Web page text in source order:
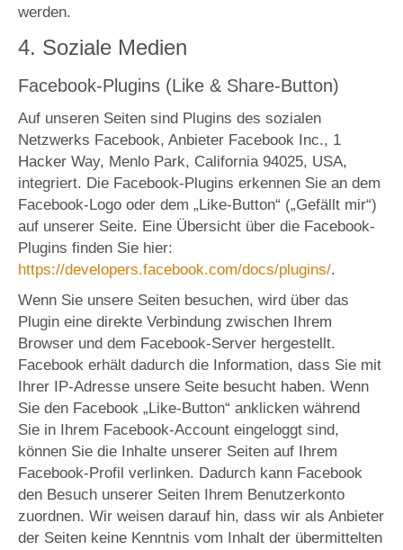
werden.
4. Soziale Medien
Facebook-Plugins (Like & Share-Button)
Auf unseren Seiten sind Plugins des sozialen
Netzwerks Facebook, Anbieter Facebook Inc., 1
Hacker Way, Menlo Park, California 94025, USA,
integriert. Die Facebook-Plugins erkennen Sie an dem
Facebook-Logo oder dem „Like-Button“ („Gefällt mir“)
auf unserer Seite. Eine Übersicht über die Facebook-
Plugins finden Sie hier:
https://developers.facebook.com/docs/plugins/.
Wenn Sie unsere Seiten besuchen, wird über das
Plugin eine direkte Verbindung zwischen Ihrem
Browser und dem Facebook-Server hergestellt.
Facebook erhält dadurch die Information, dass Sie mit
Ihrer IP-Adresse unsere Seite besucht haben. Wenn
Sie den Facebook „Like-Button“ anklicken während
Sie in Ihrem Facebook-Account eingeloggt sind,
können Sie die Inhalte unserer Seiten auf Ihrem
Facebook-Profil verlinken. Dadurch kann Facebook
den Besuch unserer Seiten Ihrem Benutzerkonto
zuordnen. Wir weisen darauf hin, dass wir als Anbieter
der Seiten keine Kenntnis vom Inhalt der übermittelten